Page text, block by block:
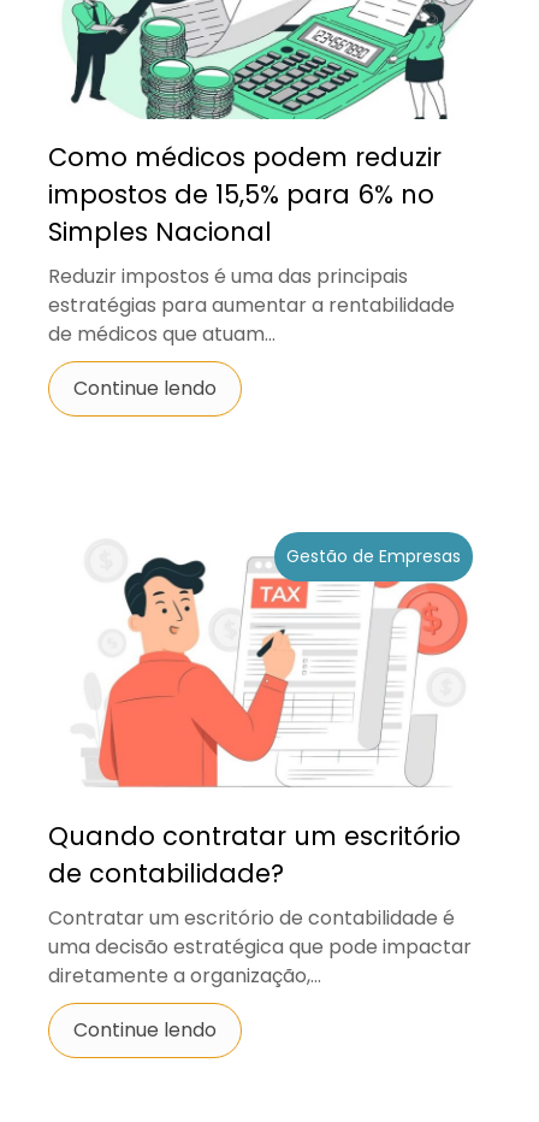
Como médicos podem reduzir
impostos de 15,5% para 6% no
Simples Nacional
Reduzir impostos é uma das principais
estratégias para aumentar a rentabilidade
de médicos que atuam...
Continue lendo
Gestão de Empresas
Quando contratar um escritório
de contabilidade?
Contratar um escritório de contabilidade é
uma decisão estratégica que pode impactar
diretamente a organização,...
Continue lendo